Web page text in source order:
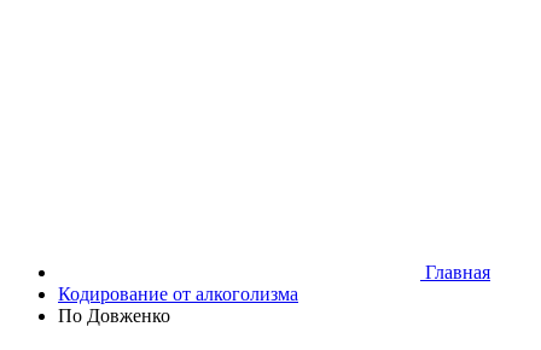
Главная
Кодирование от алкоголизма
По Довженко